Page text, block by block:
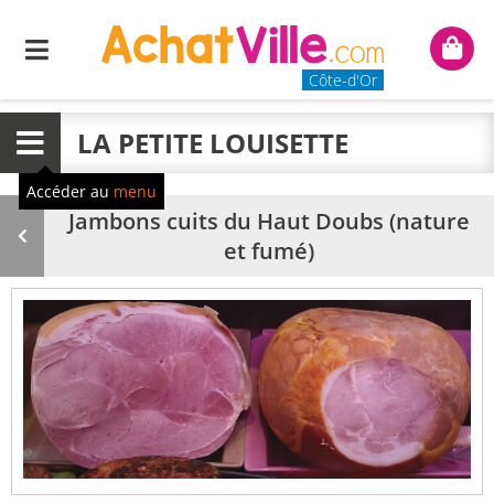
Menu
Côte-d'Or
Mon
Menu LA PETITE LOUISETTE
Accéder au menu
Produit
Jambons cuits du Haut Doubs (nature
et fumé)